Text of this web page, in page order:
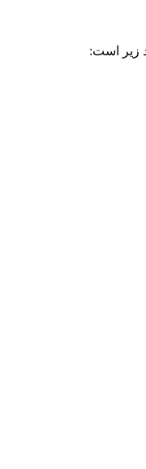
زیر است: